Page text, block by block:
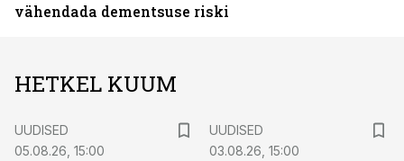
vähendada dementsuse riski
HETKEL KUUM
UUDISED
05.08.26, 15:00
UUDISED
03.08.26, 15:00